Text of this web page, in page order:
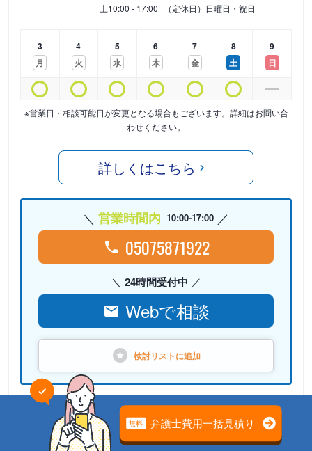
土10:00 - 17:00 （定休日）日曜日・祝日
3
月
4
火
5
水
6
木
7
金
8
土
9
日
※営業日・相談可能日が変更となる場合もございます。詳細はお問い合
わせください。
詳しくはこちら
営業時間内 10:00-17:00
05075871922
24時間受付中
Webで相談
検討リストに追加
弁護士法人プロテクトスタン
PR